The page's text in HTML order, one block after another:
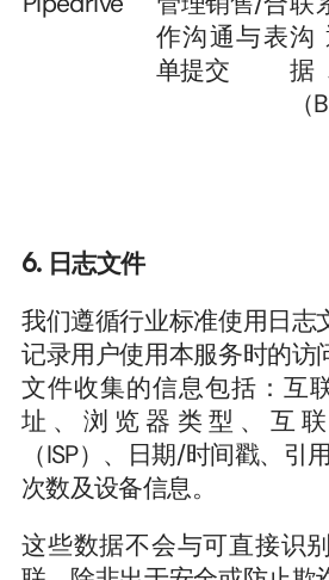
作沟通与表
单提交
沟
据
（
6. 日志文件
我们遵循行业标准使用日志
记录用户使用本服务时的访
文件收集的信息包括：互
址、浏览器类型、互
（ISP）、日期/时间戳、引
次数及设备信息。
这些数据不会与可直接识